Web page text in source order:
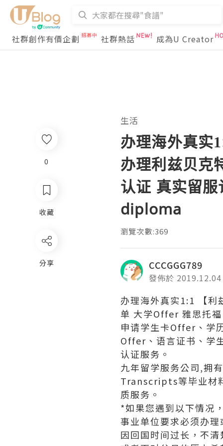
社群創作有價企劃 社群熱話 成為U Creator
生活
办理海外真实
办理利兹贝克
认证 真实留
diploma
瀏覽次數:369
CCCGGG789
發佈於 2019.12.04
办理海外真实1:1 【利
单 大学Offer 雅思托
申请学生卡Offer、学
Offer、语言证书、学
认证服务。
九年留学服务公司,拥
Transcripts等毕业材
质服务。
*如果您遇到以下情况
事业单位要求必须办
因回国时间过长，不
0
收藏
分享